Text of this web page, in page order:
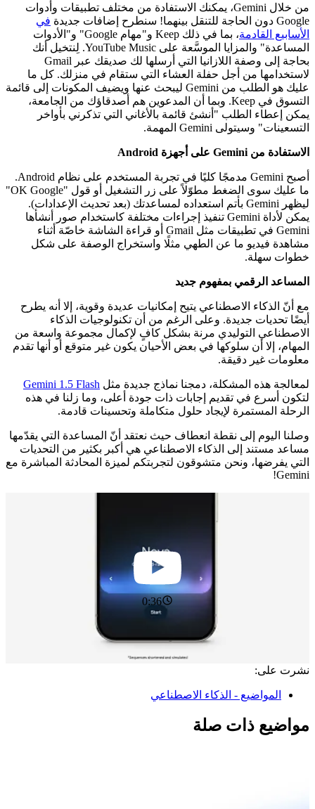
من خلال Gemini، يمكنك الاستفادة من مختلف تطبيقات وأدوات
Google دون الحاجة للتنقل بينهما! سنطرح إضافات جديدة
في
الأسابيع القادمة
، بما في ذلك Keep و"مهام Google" و"الأدوات
المساعدة" والمزايا الموسَّعة على YouTube Music. لِنتخيل أنك
بحاجة إلى وصفة اللازانيا التي أرسلها لك صديقك عبر Gmail
لاستخدامها من أجل حفلة العشاء التي ستقام في منزلك. كل ما
عليك هو الطلب من Gemini ليبحث عنها ويضيف المكونات إلى قائمة
التسوق في Keep. وبما أن المدعوين هم أصدقاؤك من الجامعة،
يمكن إعطاء الطلب "أنشئ قائمة بالأغاني التي تذكرني بأواخر
التسعينات" وسيتولى Gemini المهمة.
الاستفادة من Gemini على أجهزة Android
أصبح Gemini مدمجًا كليًا في تجربة المستخدم على نظام Android.
ما عليك سوى الضغط مطوّلاً على زر التشغيل أو قول "OK Google"
ليظهر Gemini بأتم استعداده لمساعدتك (بعد تحديث الإعدادات).
يمكن لأداة Gemini تنفيذ إجراءات مختلفة كاستخدام صور أنشأها
Gemini في تطبيقات مثل Gmail أو قراءة الشاشة خاصّة أثناء
مشاهدة فيديو ما عن الطهي مثلًا واستخراج الوصفة على شكل
خطوات سهلة.
المساعد الرقمي بمفهوم جديد
مع أنّ الذكاء الاصطناعي يتيح إمكانيات عديدة وقوية، إلا أنه يطرح
أيضًا تحديات جديدة. وعلى الرغم من أن تكنولوجيات الذكاء
الاصطناعي التوليدي مرنة بشكل كافٍ لإكمال مجموعة واسعة من
المهام، إلا أن سلوكها في بعض الأحيان يكون غير متوقع أو أنها تقدم
معلومات غير دقيقة.
لمعالجة هذه المشكلة، دمجنا نماذج جديدة مثل Gemini 1.5 Flash
لتكون أسرع في تقديم إجابات ذات جودة أعلى، وما زلنا في هذه
الرحلة المستمرة لإيجاد حلول متكاملة وتحسينات قادمة.
وصلنا اليوم إلى نقطة انعطاف حيث نعتقد أنّ المساعدة التي يقدّمها
مساعد مستند إلى الذكاء الاصطناعي هي أكبر بكثير من التحديات
التي يفرضها، ونحن متشوقون لتجربتكم لميزة المحادثة المباشرة مع
Gemini!
0:36
نشرت على:
المواضيع - الذكاء الاصطناعي
مواضيع ذات صلة